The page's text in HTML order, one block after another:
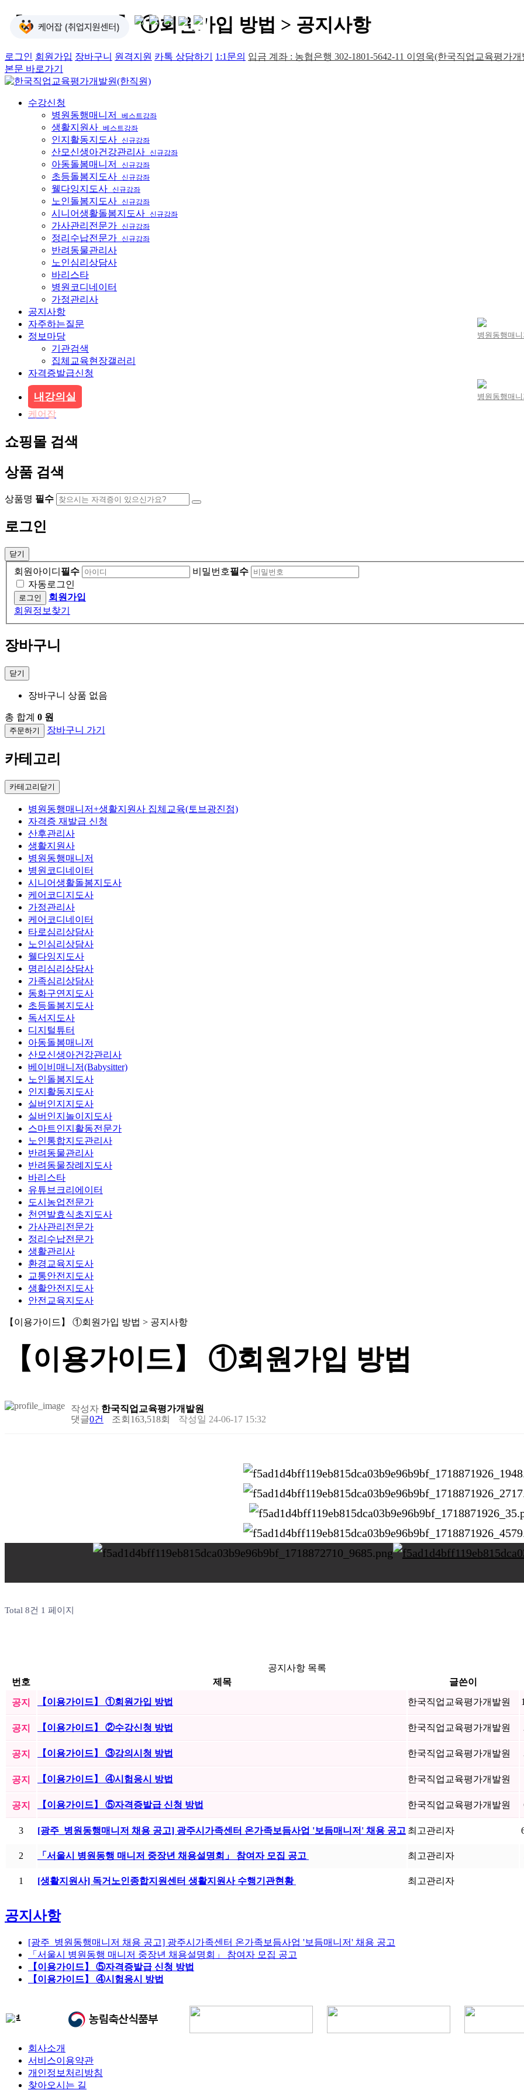
【이용가이드】 ①회원가입 방법 > 공지사항
로그인 회원가입 장바구니 원격지원 카톡 상담하기 1:1문의 입금 계좌 : 농협은행 302-1801-5642-11 이영욱(한국직업교육평가
본문 바로가기
수강신청
병원동행매니저
베스트강좌
생활지원사 베스트강좌
인지활동지도사 신규강좌
산모신생아건강관리사 신규강좌
아동돌봄매니저 신규강좌
초등돌봄지도사 신규강좌
웰다잉지도사 신규강좌
노인돌봄지도사 신규강좌
시니어생활돌봄지도사 신규강좌
가사관리전문가 신규강좌
정리수납전문가 신규강좌
반려동물관리사
노인심리상담사
바리스타
병원코디네이터
가정관리사
병원동행매
공지사항
자주하는질문
정보마당
기관검색
집체교육현장갤러리
병원동행매
자격증발급신청
내강의실
케어잡
쇼핑몰 검색
상품 검색
상품명 필수
로그인
닫기
회원아이디 필수 비밀번호필수
자동로그인
회원가입
회원정보찾기
장바구니
닫기
장바구니 상품 없음
총 합계 0 원
주문하기 장바구니 가기
카테고리
카테고리닫기
병원동행매니저+생활지원사 집체교육(토브광진점)
자격증 재발급 신청
산후관리사
생활지원사
병원동행매니저
병원코디네이터
시니어생활돌봄지도사
케어코디지도사
가정관리사
케어코디네이터
타로심리상담사
노인심리상담사
웰다잉지도사
명리심리상담사
가족심리상담사
동화구연지도사
초등돌봄지도사
독서지도사
디지털튜터
아동돌봄매니저
산모신생아건강관리사
베이비매니저(Babysitter)
노인돌봄지도사
인지활동지도사
실버인지지도사
실버인지놀이지도사
스마트인지활동전문가
노인통합지도관리사
반려동물관리사
반려동물장례지도사
바리스타
유튜브크리에이터
도시농업전문가
천연발효식초지도사
가사관리전문가
정리수납전문가
생활관리사
환경교육지도사
교통안전지도사
생활안전지도사
안전교육지도사
【이용가이드】 ①회원가입 방법 > 공지사항
【이용가이드】 ①회원가입 방법
작성자 한국직업교육평가개발원
댓글0건 조회 163,518회 작성일 24-06-17 15:32
Total 8건 1 페이지
공지사항 목록
번호
제목 글쓴이
공지 【이용가이드】 ①회원가입 방법 한국직업교육평가개발원
공지 【이용가이드】 ②수강신청 방법 한국직업교육평가개발원
공지 【이용가이드】 ③강의시청 방법 한국직업교육평가개발원
공지 【이용가이드】 ④시험응시 방법 한국직업교육평가개발원
공지 【이용가이드】 ⑤자격증발급 신청 방법 한국직업교육평가개발원
3 [광주_병원동행매니저 채용 공고] 광주시가족센터 온가족보듬사업 '보듬매니저' 채용 공고 최고관리자
2 「서울시 병원동행 매니저 중장년 채용설명회」 참여자 모집 공고 최고관리자
1 [생활지원사] 독거노인종합지원센터 생활지원사 수행기관현황 최고관리자
공지사항
[광주_병원동행매니저 채용 공고] 광주시가족센터 온가족보듬사업 '보듬매니저' 채용 공고
「서울시 병원동행 매니저 중장년 채용설명회」 참여자 모집 공고
【이용가이드】 ⑤자격증발급 신청 방법
【이용가이드】 ④시험응시 방법
회사소개
서비스이용약관
개인정보처리방침
찾아오시는 길